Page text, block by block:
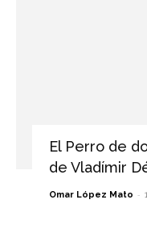
El Perro de
de Vladímir
Omar López Mato -